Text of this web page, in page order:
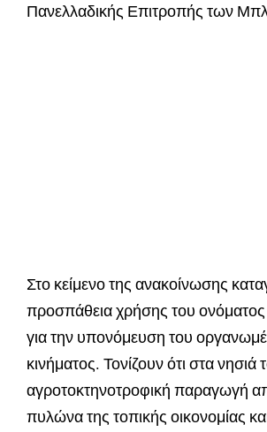
Πανελλαδικής Επιτροπής των
Στο κείμενο της ανακοίνωσης
προσπάθεια χρήσης του
για την υπονόμευση του
κινήματος. Τονίζουν ότι στα νησιά
αγροτοκτηνοτροφική παραγωγή
πυλώνα της τοπικής οικονομίας